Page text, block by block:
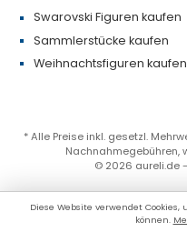
Swarovski Figuren kaufen
Sammlerstücke kaufen
Weihnachtsfiguren kaufen
* Alle Preise inkl. gesetzl.
Nachnahmegebühren,
© 2026 aureli.de
Diese Website verwendet
können.